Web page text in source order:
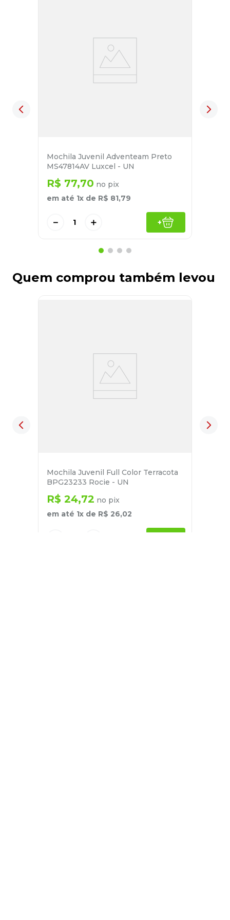
Mochila Juvenil Adventeam Preto
MS47814AV Luxcel - UN
R$ 77,70 no pix
em até 1x de R$ 81,79
＋
－ +
Quem comprou também levou
Mochila Juvenil Full Color Terracota
BPG23233 Rocie - UN
R$ 24,72 no pix
em até 1x de R$ 26,02